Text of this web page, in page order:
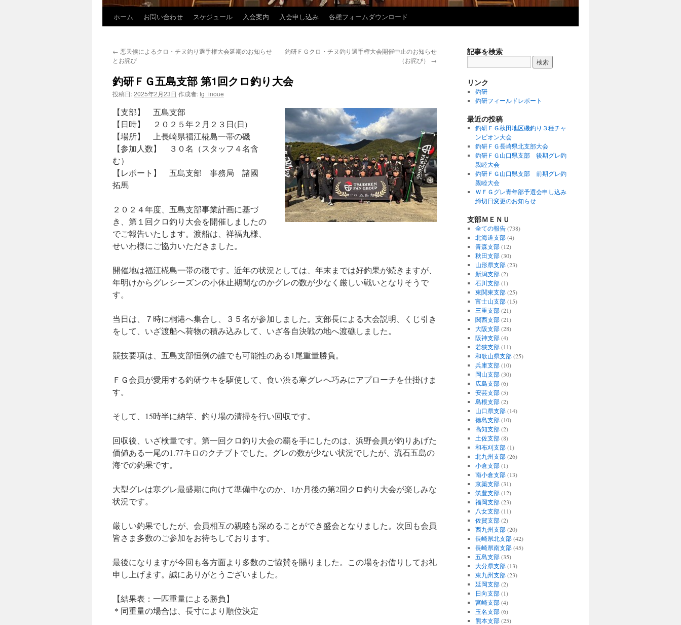
テ
ツ
プ
ホーム お問い合わせ スケジュール 入会案内 入会申し込み 各種フォームダウンロード
← 悪天候によるクロ・チヌ釣り選手権大会延期のお知らせ
とお詫び
釣研ＦＧクロ・チヌ釣り選手権大会開催中止のお知らせ
（お詫び） →
釣研ＦＧ五島支部 第1回クロ釣り大会
投稿日:2025年2月23日 作成者:fg_inoue
【支部】 五島支部
【日時】 ２０２５年２月２３日(日)
【場所】 上長崎県福江椛島一帯の磯
【参加人数】 ３０名（スタッフ４名含
む）
【レポート】 五島支部 事務局 諸國
拓馬
２０２４年度、五島支部事業計画に基づ
き、第１回クロ釣り大会を開催しましたの
でご報告いたします。渡船は、祥福丸様、
せいわ様にご協力いただきました。
開催地は福江椛島一帯の磯です。近年の状況としては、年末までは好釣果が続きますが、
年明けからグレシーズンの小休止期間なのかグレの数が少なく厳しい戦いとなりそうで
す。
当日は、７時に桐港へ集合し、３５名が参加しました。支部長による大会説明、くじ引き
をして、いざ渡船へ荷物の積み込みして、いざ各自決戦の地へ渡礁しました。
競技要項は、五島支部恒例の誰でも可能性のある1尾重量勝負。
ＦＧ会員が愛用する釣研ウキを駆使して、食い渋る寒グレへ巧みにアプローチを仕掛けま
す。
そして、15時半に納竿、釣り場の清掃を行い回収です。
回収後、いざ検量です。第一回クロ釣り大会の覇を手にしたのは、浜野会員が釣りあげた
価値ある一尾の1.77キロのクチブトでした。グレの数が少ない状況でしたが、流石五島の
海での釣果です。
大型グレは寒グレ最盛期に向けて準備中なのか、1か月後の第2回クロ釣り大会が楽しみな
状況です。
厳しい釣果でしたが、会員相互の親睦も深めることができ盛会となりました。次回も会員
皆さま多数のご参加をお待ちしております。
最後になりますが今回も各方面より多数のご協賛を賜りました。この場をお借りしてお礼
申し上げます。誠にありがとうございました。
【結果表：一匹重量による勝負】
＊同重量の場合は、長寸により順位決定
記事を検索
リンク
釣研
釣研フィールドレポート
最近の投稿
釣研ＦＧ秋田地区磯釣り３種チャ
ンピオン大会
釣研ＦＧ長崎県北支部大会
釣研ＦＧ山口県支部 後期グレ釣
親睦大会
釣研ＦＧ山口県支部 前期グレ釣
親睦大会
ＷＦＧグレ青年部予選会申し込み
締切日変更のお知らせ
支部ＭＥＮＵ
全ての報告(738)
北海道支部(4)
青森支部(12)
秋田支部(30)
山形県支部(23)
新潟支部(2)
石川支部(1)
東関東支部(25)
富士山支部(15)
三重支部(21)
関西支部(21)
大阪支部(28)
阪神支部(4)
若狭支部(11)
和歌山県支部(25)
兵庫支部(10)
岡山支部(30)
広島支部(6)
安芸支部(5)
島根支部(2)
山口県支部(14)
徳島支部(10)
高知支部(2)
土佐支部(8)
和布刈支部(1)
北九州支部(26)
小倉支部(1)
南小倉支部(13)
京築支部(31)
筑豊支部(12)
福岡支部(23)
八女支部(11)
佐賀支部(2)
西九州支部(20)
長崎県北支部(42)
長崎県南支部(45)
五島支部(35)
大分県支部(13)
東九州支部(23)
延岡支部(2)
日向支部(1)
宮崎支部(4)
玉名支部(6)
熊本支部(25)